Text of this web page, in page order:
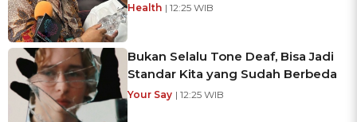
Health | 12:25 WIB
Bukan Selalu Tone Deaf, Bisa Jadi
Standar Kita yang Sudah Berbeda
Your Say | 12:25 WIB